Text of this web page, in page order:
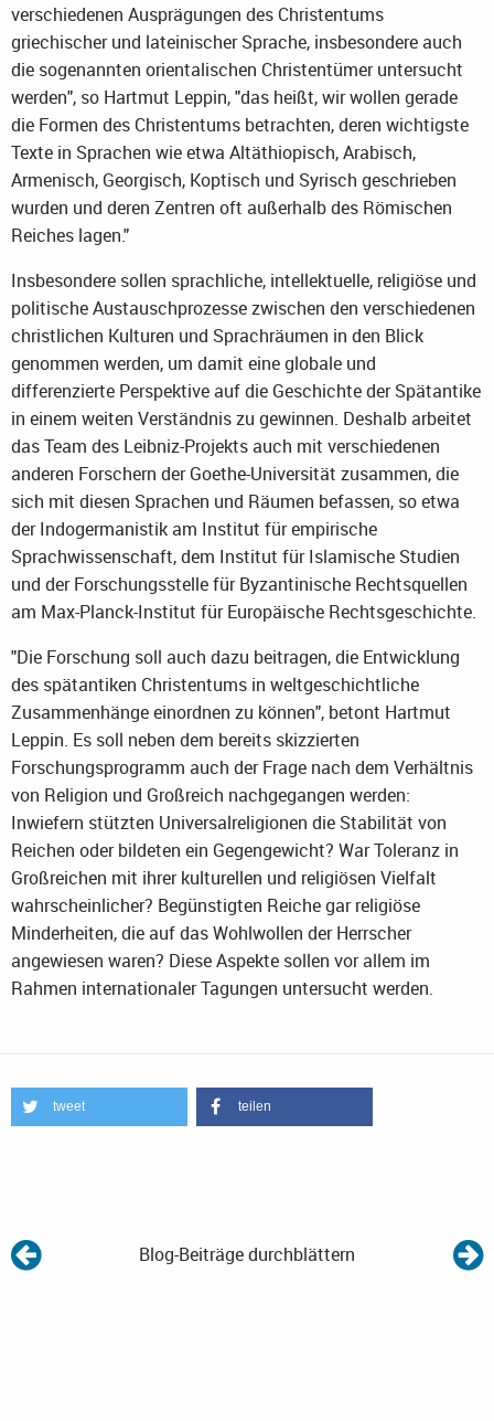
verschiedenen Ausprägungen des Christentums
griechischer und lateinischer Sprache, insbesondere auch
die sogenannten orientalischen Christentümer untersucht
werden", so Hartmut Leppin, "das heißt, wir wollen gerade
die Formen des Christentums betrachten, deren wichtigste
Texte in Sprachen wie etwa Altäthiopisch, Arabisch,
Armenisch, Georgisch, Koptisch und Syrisch geschrieben
wurden und deren Zentren oft außerhalb des Römischen
Reiches lagen."
Insbesondere sollen sprachliche, intellektuelle, religiöse und
politische Austauschprozesse zwischen den verschiedenen
christlichen Kulturen und Sprachräumen in den Blick
genommen werden, um damit eine globale und
differenzierte Perspektive auf die Geschichte der Spätantike
in einem weiten Verständnis zu gewinnen. Deshalb arbeitet
das Team des Leibniz-Projekts auch mit verschiedenen
anderen Forschern der Goethe-Universität zusammen, die
sich mit diesen Sprachen und Räumen befassen, so etwa
der Indogermanistik am Institut für empirische
Sprachwissenschaft, dem Institut für Islamische Studien
und der Forschungsstelle für Byzantinische Rechtsquellen
am Max-Planck-Institut für Europäische Rechtsgeschichte.
"Die Forschung soll auch dazu beitragen, die Entwicklung
des spätantiken Christentums in weltgeschichtliche
Zusammenhänge einordnen zu können", betont Hartmut
Leppin. Es soll neben dem bereits skizzierten
Forschungsprogramm auch der Frage nach dem Verhältnis
von Religion und Großreich nachgegangen werden:
Inwiefern stützten Universalreligionen die Stabilität von
Reichen oder bildeten ein Gegengewicht? War Toleranz in
Großreichen mit ihrer kulturellen und religiösen Vielfalt
wahrscheinlicher? Begünstigten Reiche gar religiöse
Minderheiten, die auf das Wohlwollen der Herrscher
angewiesen waren? Diese Aspekte sollen vor allem im
Rahmen internationaler Tagungen untersucht werden.
tweet teilen
Blog-Beiträge durchblättern